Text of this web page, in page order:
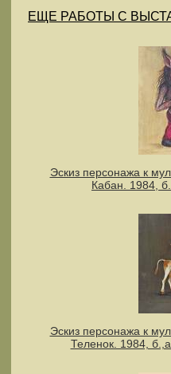
ЕЩЕ РАБОТЫ С
Эскиз персонажа к
Кабан. 1984,
Эскиз персонажа к
Теленок. 1984,